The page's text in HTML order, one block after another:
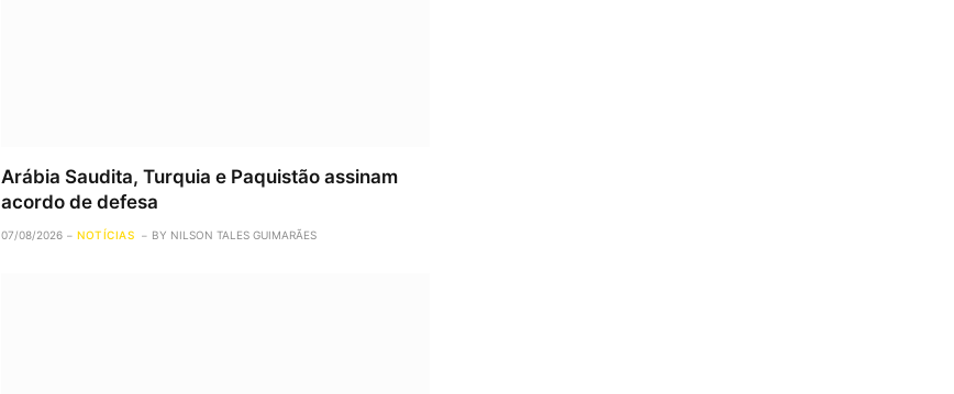
Arábia Saudita, Turquia e Paquistão assinam
acordo de defesa
07/08/2026 NOTÍCIAS BY NILSON TALES GUIMARÃES